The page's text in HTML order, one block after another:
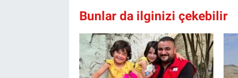
Bunlar da ilginizi çekebilir